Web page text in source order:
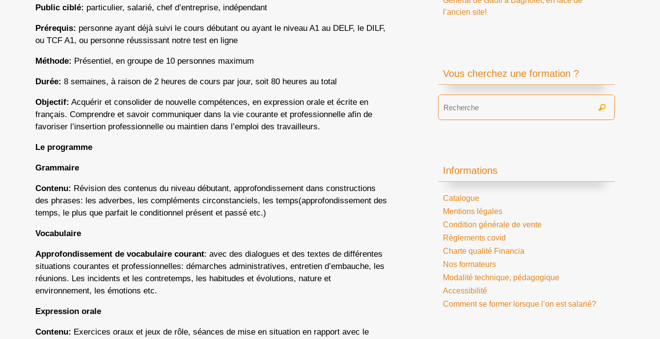
Public ciblé: particulier, salarié, chef d’entreprise, indépendant
Prérequis: personne ayant déjà suivi le cours débutant ou ayant le niveau A1 au DELF, le DILF,
ou TCF A1, ou personne réussissant notre test en ligne
Méthode: Présentiel, en groupe de 10 personnes maximum
Durée: 8 semaines, à raison de 2 heures de cours par jour, soit 80 heures au total
Objectif: Acquérir et consolider de nouvelle compétences, en expression orale et écrite en
français. Comprendre et savoir communiquer dans la vie courante et professionnelle afin de
favoriser l’insertion professionnelle ou maintien dans l’emploi des travailleurs.
Le programme
Grammaire
Contenu: Révision des contenus du niveau débutant, approfondissement dans constructions
des phrases: les adverbes, les compléments circonstanciels, les temps(approfondissement des
temps, le plus que parfait le conditionnel présent et passé etc.)
Vocabulaire
Approfondissement de vocabulaire courant: avec des dialogues et des textes de différentes
situations courantes et professionnelles: démarches administratives, entretien d’embauche, les
réunions. Les incidents et les contretemps, les habitudes et évolutions, nature et
environnement, les émotions etc.
Expression orale
Contenu: Exercices oraux et jeux de rôle, séances de mise en situation en rapport avec le
l’ancien site!
Vous cherchez une formation ?
Search
Recherche
Informations
Catalogue
Mentions légales
Condition générale de vente
Règlements covid
Charte qualité Financia
Nos formateurs
Modalité technique, pédagogique
Accessibilité
Comment se former lorsque l’on est salarié?